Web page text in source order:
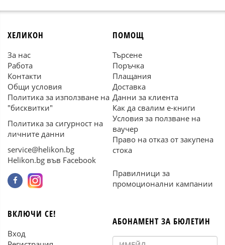
ХЕЛИКОН
За нас
Работа
Контакти
Общи условия
Политика за използване на
"бисквитки"
Политика за сигурност на
личните данни
service@helikon.bg
Helikon.bg във Facebook
ПОМОЩ
Търсене
Поръчка
Плащания
Доставка
Данни за клиента
Как да свалим е-книги
Условия за ползване на
ваучер
Право на отказ от закупена
стока
Правилници за
промоционални кампании
ВКЛЮЧИ СЕ!
Вход
АБОНАМЕНТ ЗА БЮЛЕТИН